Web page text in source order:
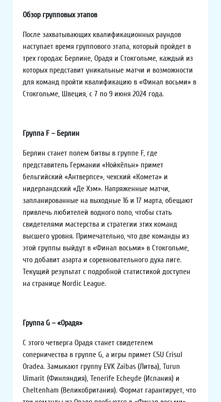
Обзор групповых этапов
После захватывающих квалификационных раундов
наступает время группового этапа, который пройдет в
трех городах: Берлине, Орадя и Стокгольме, каждый из
которых представит уникальные матчи и возможности
для команд пройти квалификацию в «Финал восьми» в
Стокгольме, Швеция, с 7 по 9 июня 2024 года.
Группа F – Берлин
Берлин станет полем битвы в группе F, где
представитель Германии «Нойкёльн» примет
бельгийский «Антверпсе», чехский «Комета» и
нидерландский «Де Хэм». Напряженные матчи,
запланированные на выходные 16 и 17 марта, обещают
привлечь любителей водного поло, чтобы стать
свидетелями мастерства и стратегии этих команд
высшего уровня. Примечательно, что две команды из
этой группы выйдут в «Финал восьми» в Стокгольме,
что добавит азарта и соревновательного духа лиге.
Текущий результат с подробной статистикой доступен
на странице Nordic League.
Группа G – «Орадя»
С этого четверга Орадя станет свидетелем
соперничества в группе G, а игры примет CSU Crisul
Oradea. Замыкают группу EVK Zaibas (Литва), Turun
Uimarit (Финляндия), Tenerife Echeyde (Испания) и
Cheltenham (Великобритания). Формат гарантирует, что